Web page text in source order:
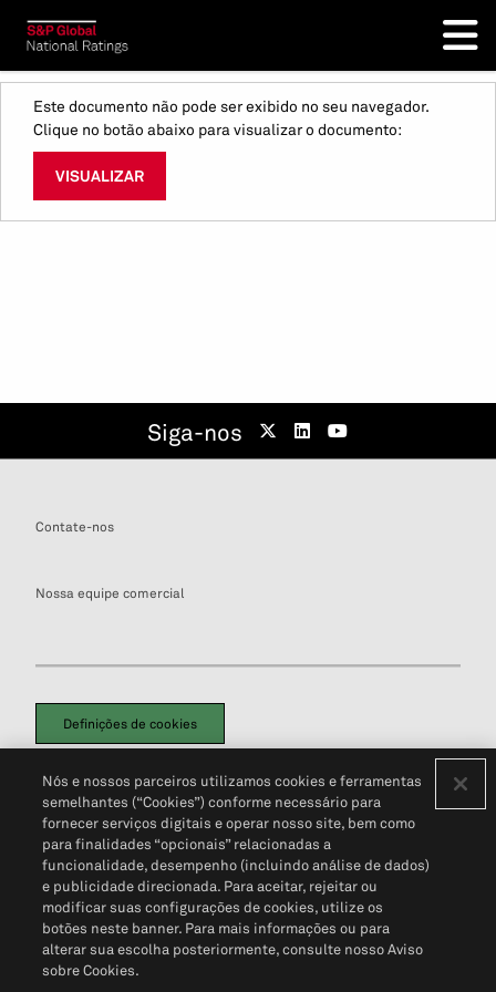
Este documento não pode ser exibido no seu navegador.
Clique no botão abaixo para visualizar o documento:
VISUALIZAR
Siga-nos
Contate-nos
Nossa equipe comercial
Definições de cookies
Política de PrivacidadePortal de privacidade do cliente (em inglês)
Não Venda Minhas Informações Pessoais© 2026 S&P Global
Nós e nossos parceiros utilizamos cookies e ferramentas
semelhantes (“Cookies”) conforme necessário para
fornecer serviços digitais e operar nosso site, bem como
para finalidades “opcionais” relacionadas a
funcionalidade, desempenho (incluindo análise de dados)
e publicidade direcionada. Para aceitar, rejeitar ou
modificar suas configurações de cookies, utilize os
botões neste banner. Para mais informações ou para
alterar sua escolha posteriormente, consulte nosso Aviso
sobre Cookies.